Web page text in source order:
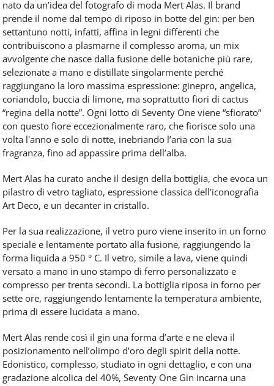
nato da un’idea del fotografo di moda Mert Alas. Il brand
prende il nome dal tempo di riposo in botte del gin: per ben
settantuno notti, infatti, affina in legni differenti che
contribuiscono a plasmarne il complesso aroma, un mix
avvolgente che nasce dalla fusione delle botaniche più rare,
selezionate a mano e distillate singolarmente perché
raggiungano la loro massima espressione: ginepro, angelica,
coriandolo, buccia di limone, ma soprattutto fiori di cactus
“regina della notte”. Ogni lotto di Seventy One viene “sfiorato”
con questo fiore eccezionalmente raro, che fiorisce solo una
volta l'anno e solo di notte, inebriando l’aria con la sua
fragranza, fino ad appassire prima dell’alba.
Mert Alas ha curato anche il design della bottiglia, che evoca un
pilastro di vetro tagliato, espressione classica dell'iconografia
Art Deco, e un decanter in cristallo.
Per la sua realizzazione, il vetro puro viene inserito in un forno
speciale e lentamente portato alla fusione, raggiungendo la
forma liquida a 950 ° C. Il vetro, simile a lava, viene quindi
versato a mano in uno stampo di ferro personalizzato e
compresso per trenta secondi. La bottiglia riposa in forno per
sette ore, raggiungendo lentamente la temperatura ambiente,
prima di essere lucidata a mano.
Mert Alas rende così il gin una forma d’arte e ne eleva il
posizionamento nell’olimpo d’oro degli spirit della notte.
Edonistico, complesso, studiato in ogni dettaglio, e con una
gradazione alcolica del 40%, Seventy One Gin incarna una